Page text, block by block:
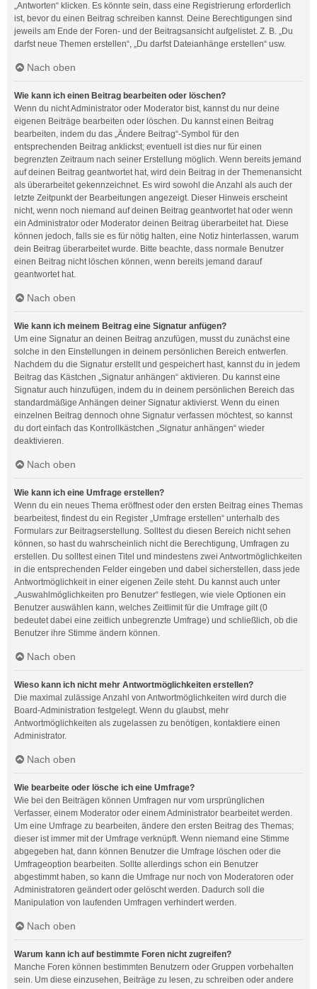
„Antworten“ klicken. Es könnte sein, dass eine Registrierung erforderlich
ist, bevor du einen Beitrag schreiben kannst. Deine Berechtigungen sind
jeweils am Ende der Foren- und der Beitragsansicht aufgelistet. Z. B. „Du
darfst neue Themen erstellen“, „Du darfst Dateianhänge erstellen“ usw.
Nach oben
Wie kann ich einen Beitrag bearbeiten oder löschen?
Wenn du nicht Administrator oder Moderator bist, kannst du nur deine
eigenen Beiträge bearbeiten oder löschen. Du kannst einen Beitrag
bearbeiten, indem du das „Ändere Beitrag“-Symbol für den
entsprechenden Beitrag anklickst; eventuell ist dies nur für einen
begrenzten Zeitraum nach seiner Erstellung möglich. Wenn bereits jemand
auf deinen Beitrag geantwortet hat, wird dein Beitrag in der Themenansicht
als überarbeitet gekennzeichnet. Es wird sowohl die Anzahl als auch der
letzte Zeitpunkt der Bearbeitungen angezeigt. Dieser Hinweis erscheint
nicht, wenn noch niemand auf deinen Beitrag geantwortet hat oder wenn
ein Administrator oder Moderator deinen Beitrag überarbeitet hat. Diese
können jedoch, falls sie es für nötig halten, eine Notiz hinterlassen, warum
dein Beitrag überarbeitet wurde. Bitte beachte, dass normale Benutzer
einen Beitrag nicht löschen können, wenn bereits jemand darauf
geantwortet hat.
Nach oben
Wie kann ich meinem Beitrag eine Signatur anfügen?
Um eine Signatur an deinen Beitrag anzufügen, musst du zunächst eine
solche in den Einstellungen in deinem persönlichen Bereich entwerfen.
Nachdem du die Signatur erstellt und gespeichert hast, kannst du in jedem
Beitrag das Kästchen „Signatur anhängen“ aktivieren. Du kannst eine
Signatur auch hinzufügen, indem du in deinem persönlichen Bereich das
standardmäßige Anhängen deiner Signatur aktivierst. Wenn du einen
einzelnen Beitrag dennoch ohne Signatur verfassen möchtest, so kannst
du dort einfach das Kontrollkästchen „Signatur anhängen“ wieder
deaktivieren.
Nach oben
Wie kann ich eine Umfrage erstellen?
Wenn du ein neues Thema eröffnest oder den ersten Beitrag eines Themas
bearbeitest, findest du ein Register „Umfrage erstellen“ unterhalb des
Formulars zur Beitragserstellung. Solltest du diesen Bereich nicht sehen
können, so hast du wahrscheinlich nicht die Berechtigung, Umfragen zu
erstellen. Du solltest einen Titel und mindestens zwei Antwortmöglichkeiten
in die entsprechenden Felder eingeben und dabei sicherstellen, dass jede
Antwortmöglichkeit in einer eigenen Zeile steht. Du kannst auch unter
„Auswahlmöglichkeiten pro Benutzer“ festlegen, wie viele Optionen ein
Benutzer auswählen kann, welches Zeitlimit für die Umfrage gilt (0
bedeutet dabei eine zeitlich unbegrenzte Umfrage) und schließlich, ob die
Benutzer ihre Stimme ändern können.
Nach oben
Wieso kann ich nicht mehr Antwortmöglichkeiten erstellen?
Die maximal zulässige Anzahl von Antwortmöglichkeiten wird durch die
Board-Administration festgelegt. Wenn du glaubst, mehr
Antwortmöglichkeiten als zugelassen zu benötigen, kontaktiere einen
Administrator.
Nach oben
Wie bearbeite oder lösche ich eine Umfrage?
Wie bei den Beiträgen können Umfragen nur vom ursprünglichen
Verfasser, einem Moderator oder einem Administrator bearbeitet werden.
Um eine Umfrage zu bearbeiten, ändere den ersten Beitrag des Themas;
dieser ist immer mit der Umfrage verknüpft. Wenn niemand eine Stimme
abgegeben hat, dann können Benutzer die Umfrage löschen oder die
Umfrageoption bearbeiten. Sollte allerdings schon ein Benutzer
abgestimmt haben, so kann die Umfrage nur noch von Moderatoren oder
Administratoren geändert oder gelöscht werden. Dadurch soll die
Manipulation von laufenden Umfragen verhindert werden.
Nach oben
Warum kann ich auf bestimmte Foren nicht zugreifen?
Manche Foren können bestimmten Benutzern oder Gruppen vorbehalten
sein. Um diese einzusehen, Beiträge zu lesen, zu schreiben oder andere